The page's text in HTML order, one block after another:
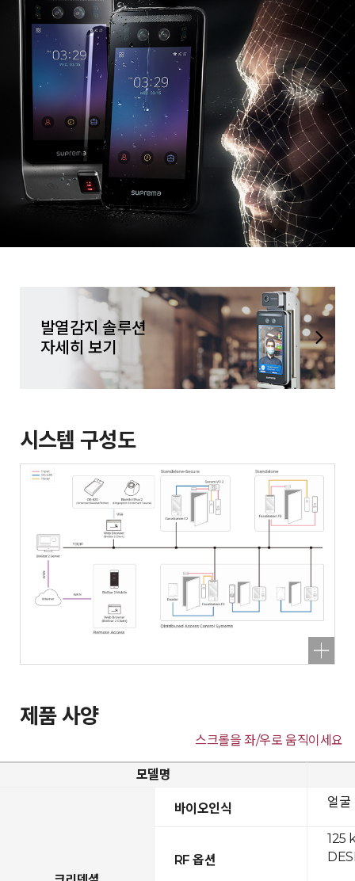
발열감지 솔루션
자세히 보기
시스템 구성도
제품 사양
스크롤을 좌/우로 움직이세요
모델명
바이오인식
RF 옵션
얼굴
125